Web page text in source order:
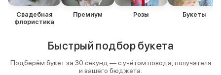
Свадебная
флористика
Премиум Розы Букеты
Быстрый подбор букета
Подберём букет за 30 секунд — с учётом повода, получателя
и вашего бюджета.